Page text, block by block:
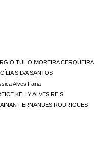
TÚLIO MOREIRA CERQUEIRA
SILVA SANTOS
Alves Faria
KELLY ALVES REIS
FERNANDES RODRIGUES